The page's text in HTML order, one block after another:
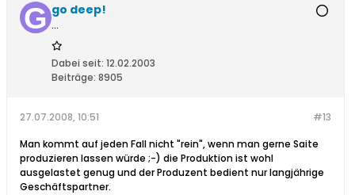
go deep!
...
Dabei seit: 12.02.2003
Beiträge: 8905
#13
27.07.2008, 10:51
Man kommt auf jeden Fall nicht "rein", wenn man gerne Saite
produzieren lassen würde ;-) die Produktion ist wohl
ausgelastet genug und der Produzent bedient nur langjährige
Geschäftspartner.